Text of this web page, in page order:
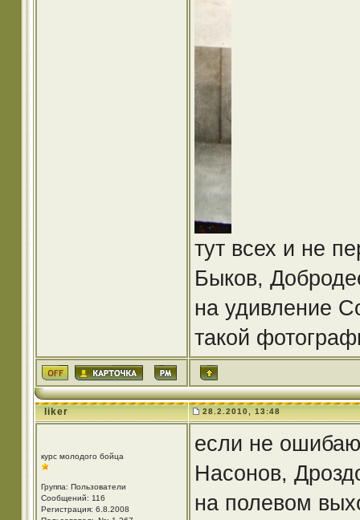
тут всех и не
Быков,
на удивление
такой
liker 28.2.2010, 13:48
курс молодого бойца
Группа: Пользователи
Сообщений: 116
Регистрация: 6.8.2008
если не
Насонов,
на полевом